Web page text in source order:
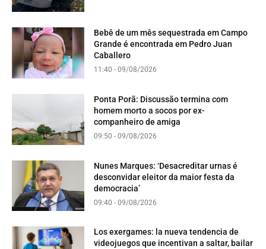
Bebê de um mês sequestrada em Campo
Grande é encontrada em Pedro Juan
Caballero
11:40 - 09/08/2026
Ponta Porã: Discussão termina com
homem morto a socos por ex-
companheiro de amiga
09:50 - 09/08/2026
Nunes Marques: ‘Desacreditar urnas é
desconvidar eleitor da maior festa da
democracia’
09:40 - 09/08/2026
Los exergames: la nueva tendencia de
videojuegos que incentivan a saltar, bailar